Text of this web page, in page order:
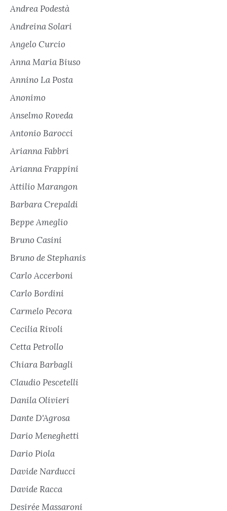
Andrea Podestà
Andreina Solari
Angelo Curcio
Anna Maria Biuso
Annino La Posta
Anonimo
Anselmo Roveda
Antonio Barocci
Arianna Fabbri
Arianna Frappini
Attilio Marangon
Barbara Crepaldi
Beppe Ameglio
Bruno Casini
Bruno de Stephanis
Carlo Accerboni
Carlo Bordini
Carmelo Pecora
Cecilia Rivoli
Cetta Petrollo
Chiara Barbagli
Claudio Pescetelli
Danila Olivieri
Dante D'Agrosa
Dario Meneghetti
Dario Piola
Davide Narducci
Davide Racca
Desirée Massaroni